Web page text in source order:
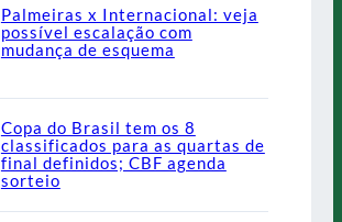
Palmeiras x Internacional: veja
possível escalação com
mudança de esquema
Copa do Brasil tem os 8
classificados para as quartas de
final definidos; CBF agenda
sorteio